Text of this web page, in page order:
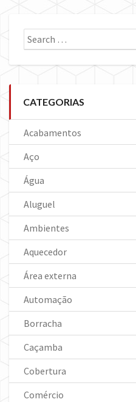
Search
for:
CATEGORIAS
Acabamentos
Aço
Água
Aluguel
Ambientes
Aquecedor
Área externa
Automação
Borracha
Caçamba
Cobertura
Comércio